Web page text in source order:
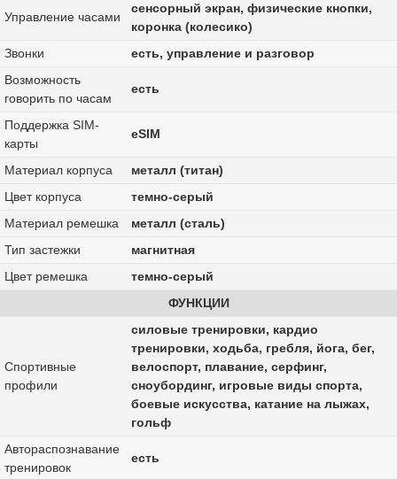
Управление часами
сенсорный экран, физические кнопки,
коронка (колесико)
Звонки
есть, управление и разговор
Возможность
говорить по часам
есть
Поддержка SIM-
карты
eSIM
Материал корпуса
металл (титан)
Цвет корпуса
темно-серый
Материал ремешка
металл (сталь)
Тип застежки
магнитная
Цвет ремешка
темно-серый
ФУНКЦИИ
Спортивные
профили
силовые тренировки, кардио
тренировки, ходьба, гребля, йога, бег,
велоспорт, плавание, серфинг,
сноубординг, игровые виды спорта,
боевые искусства, катание на лыжах,
гольф
Автораспознавание
тренировок
есть